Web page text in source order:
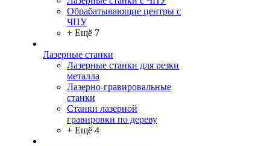
Обрабатывающие центры с
ЧПУ
+ Ещё 7
Лазерные станки
Лазерные станки для резки
металла
Лазерно-гравировальные
станки
Станки лазерной
гравировки по дереву
+ Ещё 4